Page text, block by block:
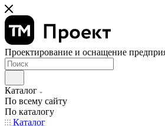
Проектирование и оснащение
Каталог
По всему сайту
По каталогу
Каталог